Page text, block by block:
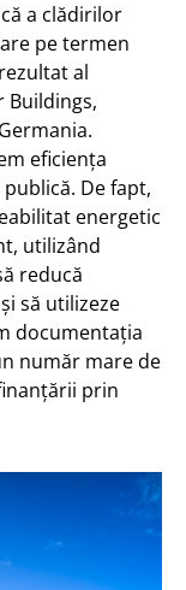
a clădirilor
pe termen
al
Buildings,
eficiența
De fapt,
energetic
utilizând
reducă
să utilizeze
documentația
număr mare de
prin